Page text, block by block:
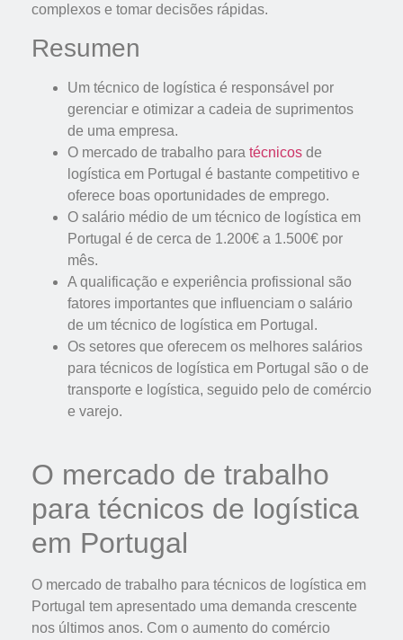
complexos e tomar decisões rápidas.
Resumen
Um técnico de logística é responsável por
gerenciar e otimizar a cadeia de suprimentos
de uma empresa.
O mercado de trabalho para técnicos de
logística em Portugal é bastante competitivo e
oferece boas oportunidades de emprego.
O salário médio de um técnico de logística em
Portugal é de cerca de 1.200€ a 1.500€ por
mês.
A qualificação e experiência profissional são
fatores importantes que influenciam o salário
de um técnico de logística em Portugal.
Os setores que oferecem os melhores salários
para técnicos de logística em Portugal são o de
transporte e logística, seguido pelo de comércio
e varejo.
O mercado de trabalho
para técnicos de logística
em Portugal
O mercado de trabalho para técnicos de logística em
Portugal tem apresentado uma demanda crescente
nos últimos anos. Com o aumento do comércio